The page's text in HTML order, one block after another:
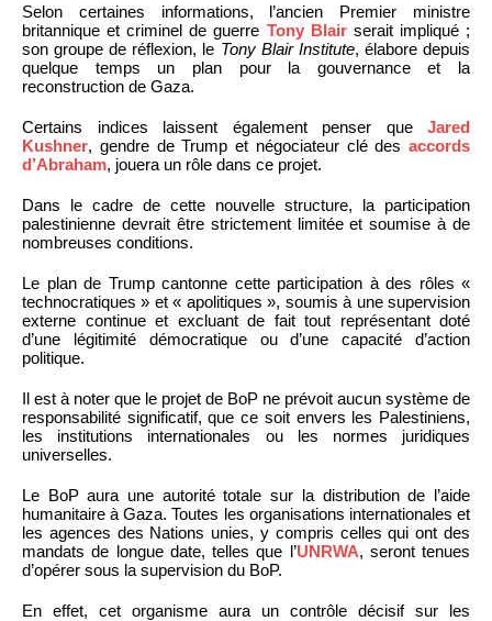
Selon certaines informations, l’ancien Premier ministre
britannique et criminel de guerre Tony Blairserait impliqué ;
son groupe de réflexion, le Tony Blair Institute, élabore depuis
quelque temps un plan pour la gouvernance et la
reconstruction de Gaza.
Certains indices laissent également penser que Jared
Kushner, gendre de Trump et négociateur clé des accords
d’Abraham, jouera un rôle dans ce projet.
Dans le cadre de cette nouvelle structure, la participation
palestinienne devrait être strictement limitée et soumise à de
nombreuses conditions.
Le plan de Trump cantonne cette participation à des rôles «
technocratiques » et « apolitiques », soumis à une supervision
externe continue et excluant de fait tout représentant doté
d’une légitimité démocratique ou d’une capacité d’action
politique.
Il est à noter que le projet de BoP ne prévoit aucun système de
responsabilité significatif, que ce soit envers les Palestiniens,
les institutions internationales ou les normes juridiques
universelles.
Le BoP aura une autorité totale sur la distribution de l’aide
humanitaire à Gaza. Toutes les organisations internationales et
les agences des Nations unies, y compris celles qui ont des
mandats de longue date, telles que l’UNRWA, seront tenues
d’opérer sous la supervision du BoP.
En effet, cet organisme aura un contrôle décisif sur les